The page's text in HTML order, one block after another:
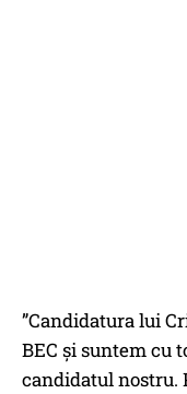
”Candidatura lui
BEC și suntem cu
candidatul nostru.